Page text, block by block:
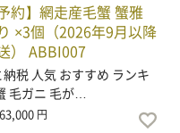
約】網走産毛蟹 蟹雅
×3個（2026年9月以降
） ABBI007
税 人気 おすすめ ランキ
毛ガニ 毛が…
63,000 円